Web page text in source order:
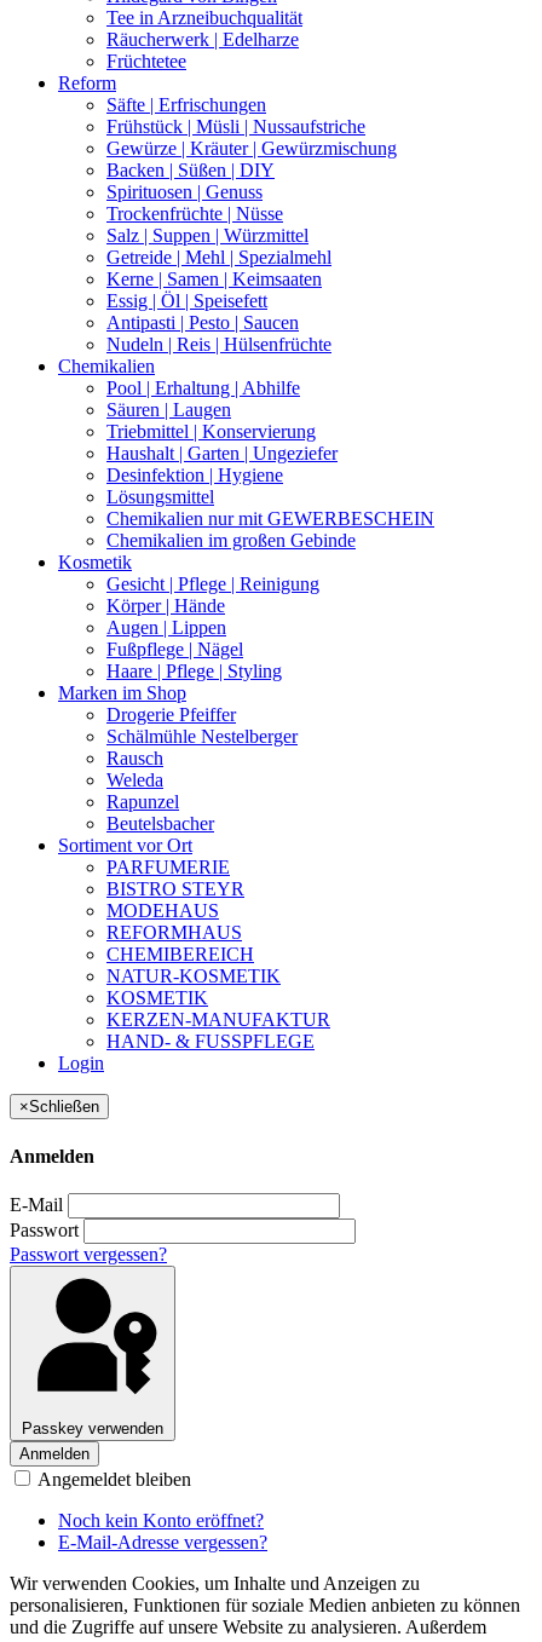
Tee in Arzneibuchqualität
Räucherwerk | Edelharze
Früchtetee
Reform
Säfte | Erfrischungen
Frühstück | Müsli | Nussaufstriche
Gewürze | Kräuter | Gewürzmischung
Backen | Süßen | DIY
Spirituosen | Genuss
Trockenfrüchte | Nüsse
Salz | Suppen | Würzmittel
Getreide | Mehl | Spezialmehl
Kerne | Samen | Keimsaaten
Essig | Öl | Speisefett
Antipasti | Pesto | Saucen
Nudeln | Reis | Hülsenfrüchte
Chemikalien
Pool | Erhaltung | Abhilfe
Säuren | Laugen
Triebmittel | Konservierung
Haushalt | Garten | Ungeziefer
Desinfektion | Hygiene
Lösungsmittel
Chemikalien nur mit GEWERBESCHEIN
Chemikalien im großen Gebinde
Kosmetik
Gesicht | Pflege | Reinigung
Körper | Hände
Augen | Lippen
Fußpflege | Nägel
Haare | Pflege | Styling
Marken im Shop
Drogerie Pfeiffer
Schälmühle Nestelberger
Rausch
Weleda
Rapunzel
Beutelsbacher
Sortiment vor Ort
PARFUMERIE
BISTRO STEYR
MODEHAUS
REFORMHAUS
CHEMIBEREICH
NATUR-KOSMETIK
KOSMETIK
KERZEN-MANUFAKTUR
HAND- & FUSSPFLEGE
Login
×Schließen
Anmelden
E-Mail
Passwort
Passwort vergessen?
Passkey verwenden
Anmelden
Angemeldet bleiben
Noch kein Konto eröffnet?
E-Mail-Adresse vergessen?
Wir verwenden Cookies, um Inhalte und Anzeigen zu
personalisieren, Funktionen für soziale Medien anbieten zu können
und die Zugriffe auf unsere Website zu analysieren. Außerdem